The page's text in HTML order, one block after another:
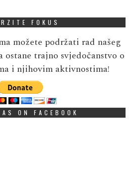
FOKUS
možete podržati rad našeg
ostane trajno svjedočanstvo o
i njihovim aktivnostima!
ON FACEBOOK